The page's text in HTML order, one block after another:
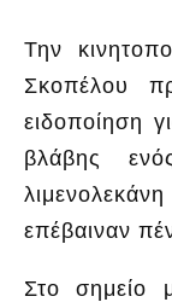
Την
Σκοπέλου
ειδοποίηση
βλάβης
επέβαιναν
Στο σημείο